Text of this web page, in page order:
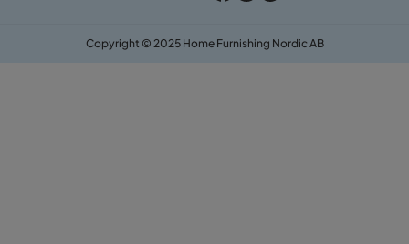
Copyright © 2025 Home Furnishing Nordic AB